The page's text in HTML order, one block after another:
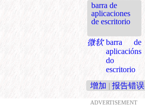
barra de
aplicaciones
de escritorio
微软 barra de
aplicacións
do
escritorio
增加 | 报告错误
ADVERTISEMENT